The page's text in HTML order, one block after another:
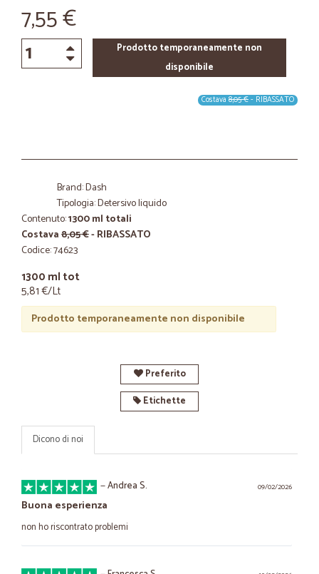
7,55 €
Prodotto temporaneamente non
disponibile
Costava 8,05 €- RIBASSATO
Brand: Dash
Tipologia: Detersivo liquido
Contenuto:1300 ml totali
Costava8,05 €- RIBASSATO
Codice: 74623
1300 ml tot
5,81 €/Lt
Prodotto temporaneamente non disponibile
Preferito
Etichette
Dicono di noi
09/02/2026
—Andrea S.
Buona esperienza
non ho riscontrato problemi